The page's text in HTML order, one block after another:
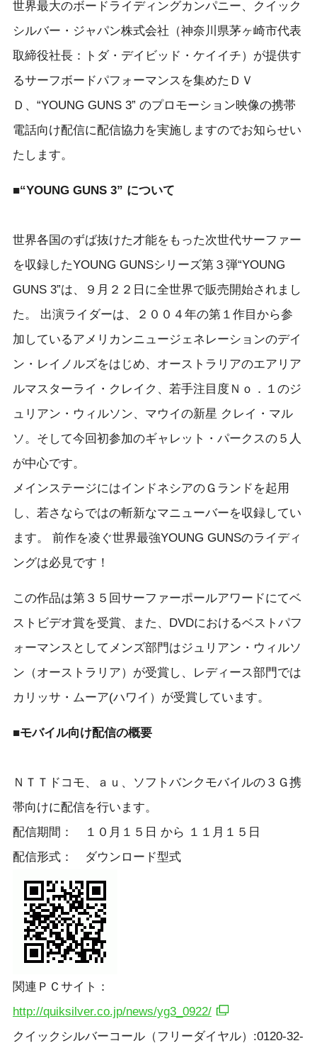
世界最大のボードライディングカンパニー、クイック
シルバー・ジャパン株式会社（神奈川県茅ヶ崎市代表
取締役社長：トダ・デイビッド・ケイイチ）が提供す
るサーフボードパフォーマンスを集めたＤＶ
Ｄ、“YOUNG GUNS 3” のプロモーション映像の携帯
電話向け配信に配信協力を実施しますのでお知らせい
たします。
■“YOUNG GUNS 3” について
世界各国のずば抜けた才能をもった次世代サーファー
を収録したYOUNG GUNSシリーズ第３弾“YOUNG
GUNS 3”は、９月２２日に全世界で販売開始されまし
た。 出演ライダーは、２００４年の第１作目から参
加しているアメリカンニュージェネレーションのデイ
ン・レイノルズをはじめ、オーストラリアのエアリア
ルマスターライ・クレイク、若手注目度Ｎｏ．１のジ
ュリアン・ウィルソン、マウイの新星 クレイ・マル
ソ。そして今回初参加のギャレット・パークスの５人
が中心です。
メインステージにはインドネシアのＧランドを起用
し、若さならではの斬新なマニューバーを収録してい
ます。 前作を凌ぐ世界最強YOUNG GUNSのライディ
ングは必見です！
この作品は第３５回サーファーポールアワードにてベ
ストビデオ賞を受賞、また、DVDにおけるベストパフ
ォーマンスとしてメンズ部門はジュリアン・ウィルソ
ン（オーストラリア）が受賞し、レディース部門では
カリッサ・ムーア(ハワイ）が受賞しています。
■モバイル向け配信の概要
ＮＴＴドコモ、ａｕ、ソフトバンクモバイルの３Ｇ携
帯向けに配信を行います。
配信期間： １０月１５日 から １１月１５日
配信形式： ダウンロード型式
関連ＰＣサイト：
http://quiksilver.co.jp/news/yg3_0922/
クイックシルバーコール（フリーダイヤル）:0120-32-